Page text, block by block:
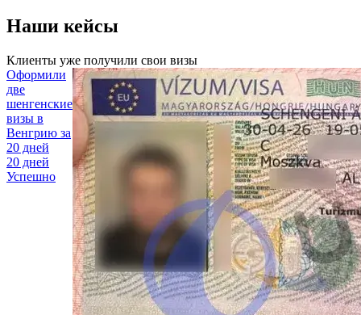
Наши кейсы
Клиенты уже получили свои визы
Оформили
две
шенгенские
визы в
Венгрию за
20 дней
20 дней
Успешно